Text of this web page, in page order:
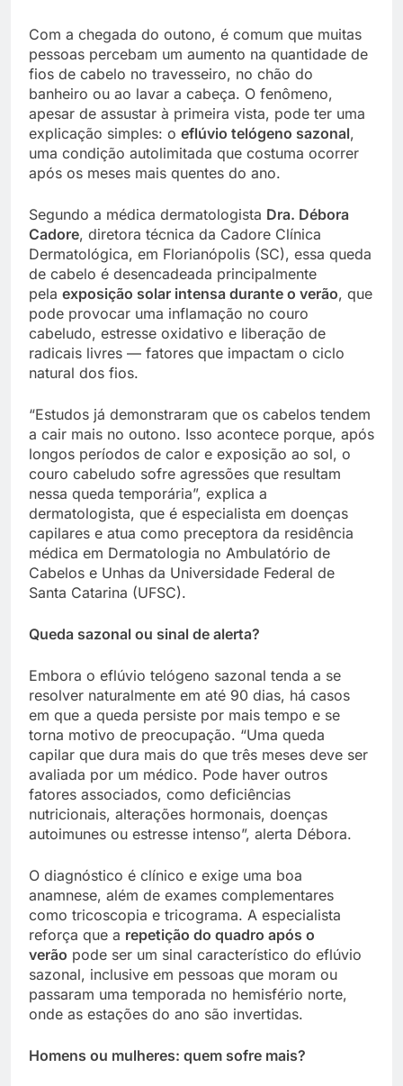
Com a chegada do outono, é comum que muitas
pessoas percebam um aumento na quantidade de
fios de cabelo no travesseiro, no chão do
banheiro ou ao lavar a cabeça. O fenômeno,
apesar de assustar à primeira vista, pode ter uma
explicação simples: o eflúvio telógeno sazonal,
uma condição autolimitada que costuma ocorrer
após os meses mais quentes do ano.
Segundo a médica dermatologista Dra. Débora
Cadore, diretora técnica da Cadore Clínica
Dermatológica, em Florianópolis (SC), essa queda
de cabelo é desencadeada principalmente
pela exposição solar intensa durante o verão, que
pode provocar uma inflamação no couro
cabeludo, estresse oxidativo e liberação de
radicais livres — fatores que impactam o ciclo
natural dos fios.
“Estudos já demonstraram que os cabelos tendem
a cair mais no outono. Isso acontece porque, após
longos períodos de calor e exposição ao sol, o
couro cabeludo sofre agressões que resultam
nessa queda temporária”, explica a
dermatologista, que é especialista em doenças
capilares e atua como preceptora da residência
médica em Dermatologia no Ambulatório de
Cabelos e Unhas da Universidade Federal de
Santa Catarina (UFSC).
Queda sazonal ou sinal de alerta?
Embora o eflúvio telógeno sazonal tenda a se
resolver naturalmente em até 90 dias, há casos
em que a queda persiste por mais tempo e se
torna motivo de preocupação. “Uma queda
capilar que dura mais do que três meses deve ser
avaliada por um médico. Pode haver outros
fatores associados, como deficiências
nutricionais, alterações hormonais, doenças
autoimunes ou estresse intenso”, alerta Débora.
O diagnóstico é clínico e exige uma boa
anamnese, além de exames complementares
como tricoscopia e tricograma. A especialista
reforça que a repetição do quadro após o
verão pode ser um sinal característico do eflúvio
sazonal, inclusive em pessoas que moram ou
passaram uma temporada no hemisfério norte,
onde as estações do ano são invertidas.
Homens ou mulheres: quem sofre mais?